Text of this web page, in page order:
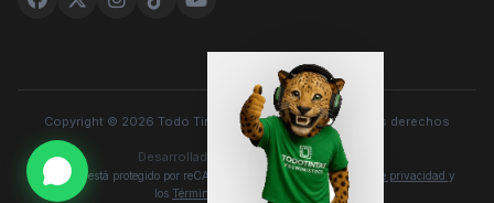
Copyright © 2026 Todo Tintas y Suministros. Todos los derechos
reservados.
Desarrollado por
Este sitio está protegido por reCAPTCHA y se aplican laPolítica de privacidad y
los Términos del serviciode Google.